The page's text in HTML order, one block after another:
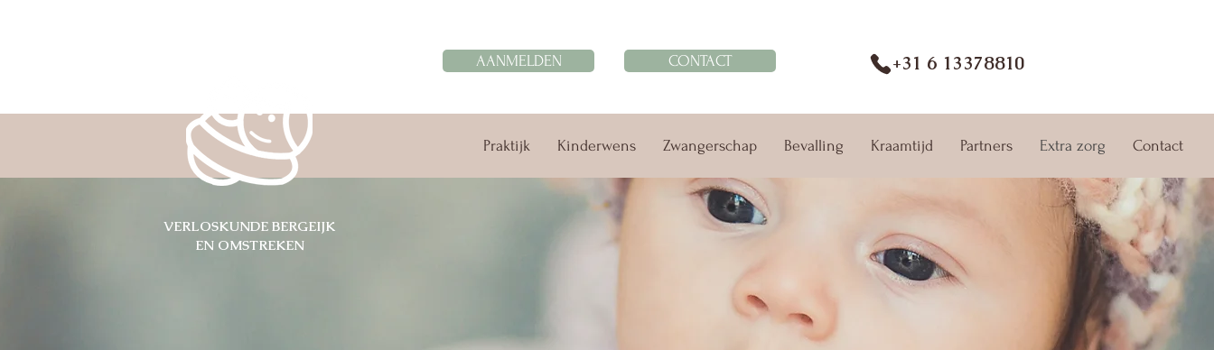
AANMELDEN CONTACT +31 6 13378810
Praktijk Kinderwens Zwangerschap Bevalling Kraamtijd Partners Extra zorg Contact
VERLOSKUNDE BERGEIJK
EN OMSTREKEN